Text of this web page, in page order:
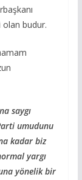
olan budur.
saygı
umudunu
kadar biz
yargı
yönelik bir